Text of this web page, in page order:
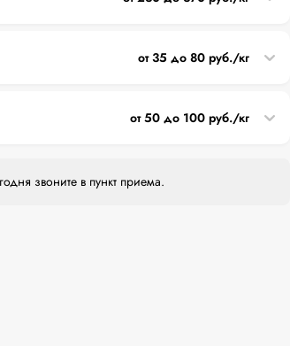
от 35 до 80 руб./кг
от 50 до 100 руб./кг
звоните в пункт приема.